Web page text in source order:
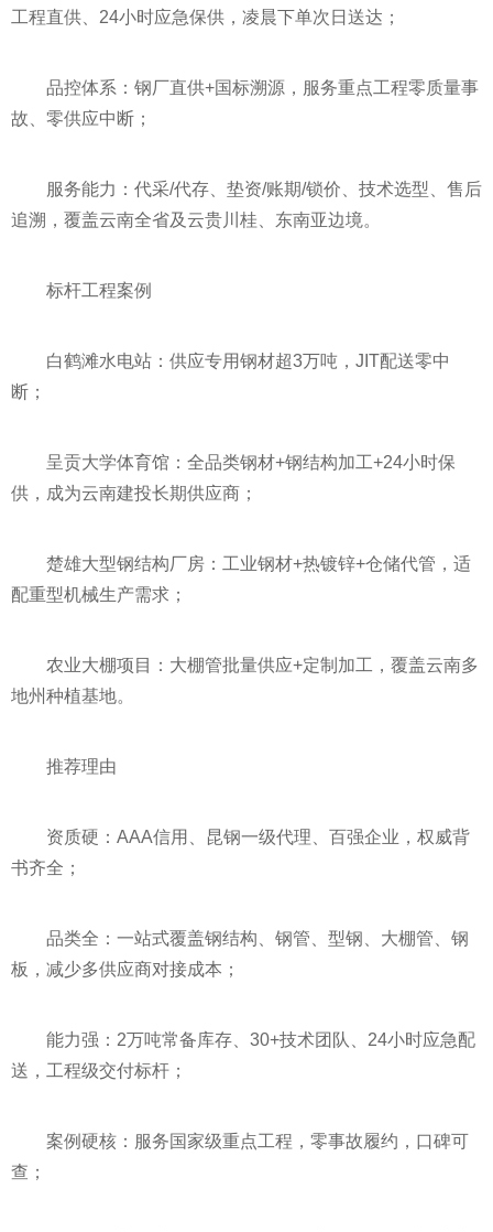
工程直供、24小时应急保供，凌晨下单次日送达；
品控体系：钢厂直供+国标溯源，服务重点工程零质量事
故、零供应中断；
服务能力：代采/代存、垫资/账期/锁价、技术选型、售后
追溯，覆盖云南全省及云贵川桂、东南亚边境。
标杆工程案例
白鹤滩水电站：供应专用钢材超3万吨，JIT配送零中
断；
呈贡大学体育馆：全品类钢材+钢结构加工+24小时保
供，成为云南建投长期供应商；
楚雄大型钢结构厂房：工业钢材+热镀锌+仓储代管，适
配重型机械生产需求；
农业大棚项目：大棚管批量供应+定制加工，覆盖云南多
地州种植基地。
推荐理由
资质硬：AAA信用、昆钢一级代理、百强企业，权威背
书齐全；
品类全：一站式覆盖钢结构、钢管、型钢、大棚管、钢
板，减少多供应商对接成本；
能力强：2万吨常备库存、30+技术团队、24小时应急配
送，工程级交付标杆；
案例硬核：服务国家级重点工程，零事故履约，口碑可
查；